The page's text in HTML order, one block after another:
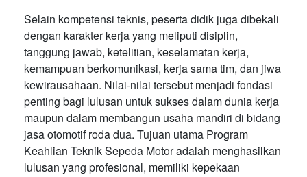
Selain kompetensi teknis, peserta didik juga dibekali
dengan karakter kerja yang meliputi disiplin,
tanggung jawab, ketelitian, keselamatan kerja,
kemampuan berkomunikasi, kerja sama tim, dan jiwa
kewirausahaan. Nilai-nilai tersebut menjadi fondasi
penting bagi lulusan untuk sukses dalam dunia kerja
maupun dalam membangun usaha mandiri di bidang
jasa otomotif roda dua. Tujuan utama Program
Keahlian Teknik Sepeda Motor adalah menghasilkan
lulusan yang profesional, memiliki kepekaan